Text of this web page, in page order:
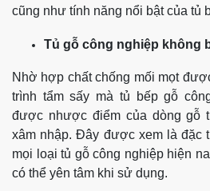
cũng như tính năng nổi bật của tủ
Tủ gỗ công nghiệp không
Nhờ hợp chất chống mối mọt
trình tẩm sấy mà tủ bếp gỗ
được nhược điểm của dòng gỗ
xâm nhập.Đây được xem là đặc
mọi loại tủ gỗ công nghiệp hiện
có thể yên tâm khi sử dụng.